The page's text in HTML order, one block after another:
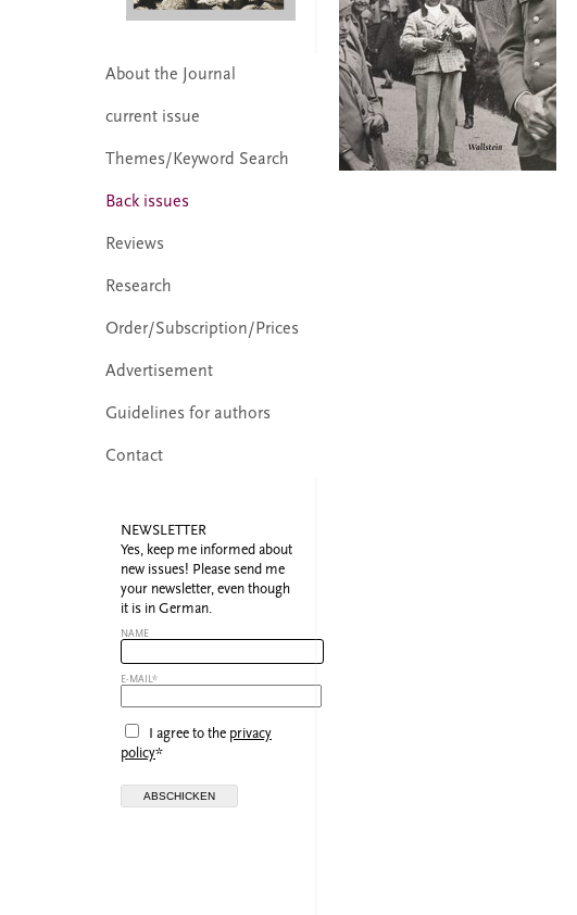
About the Journal
current issue
Themes/Keyword Search
Back issues
Reviews
Research
Order/Subscription/Prices
Advertisement
Guidelines for authors
Contact
NEWSLETTER
Yes, keep me informed about
new issues! Please send me
your newsletter, even though
it is in German.
NAME
E-MAIL*
I agree to the privacy
policy*